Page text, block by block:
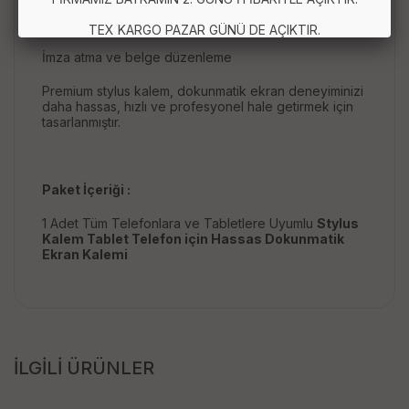
Oyun ve ekran kontrolü
İmza atma ve belge düzenleme
Premium stylus kalem, dokunmatik ekran deneyiminizi
daha hassas, hızlı ve profesyonel hale getirmek için
tasarlanmıştır.
Paket İçeriği :
1 Adet Tüm Telefonlara ve Tabletlere Uyumlu Stylus
Kalem Tablet Telefon için Hassas Dokunmatik
Ekran Kalemi
İLGİLİ ÜRÜNLER
TEX KARGO PAZAR GÜNÜ DE AÇIKTIR.